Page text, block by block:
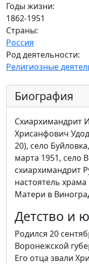
Годы жизни:
1862-1951
Страны:
Россия
Род деятельности:
Религиозные
Биография
Схиархимандрит
Хрисанфович
20), село
марта 1951, село
схиархимандрит
настоятель
Матери в
Детство и
Родился 20
Воронежской
Его отца звали